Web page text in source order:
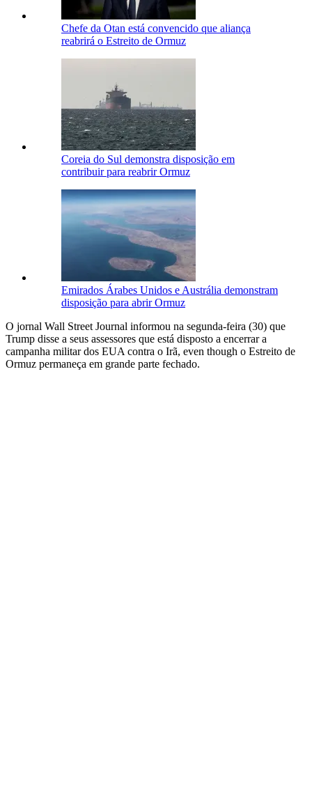
Chefe da Otan está convencido que aliança
reabrirá o Estreito de Ormuz
Coreia do Sul demonstra disposição em
contribuir para reabrir Ormuz
Emirados Árabes Unidos e Austrália demonstram
disposição para abrir Ormuz
O jornal Wall Street Journal informou na segunda-feira (30) que
Trump disse a seus assessores que está disposto a encerrar a
campanha militar dos EUA contra o Irã, even though o Estreito de
Ormuz permaneça em grande parte fechado.